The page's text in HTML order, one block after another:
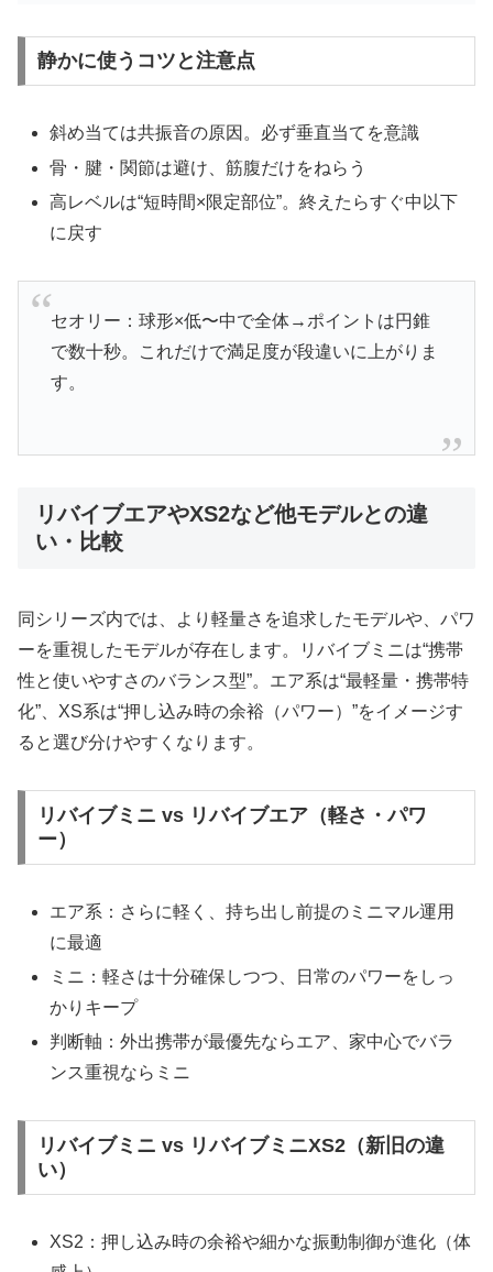
静かに使うコツと注意点
斜め当ては共振音の原因。必ず垂直当てを意識
骨・腱・関節は避け、筋腹だけをねらう
高レベルは“短時間×限定部位”。終えたらすぐ中以下
に戻す
セオリー：球形×低〜中で全体→ポイントは円錐
で数十秒。これだけで満足度が段違いに上がりま
す。
リバイブエアやXS2など他モデルとの違
い・比較
同シリーズ内では、より軽量さを追求したモデルや、パワ
ーを重視したモデルが存在します。リバイブミニは“携帯
性と使いやすさのバランス型”。エア系は“最軽量・携帯特
化”、XS系は“押し込み時の余裕（パワー）”をイメージす
ると選び分けやすくなります。
リバイブミニ vs リバイブエア（軽さ・パワ
ー）
エア系：さらに軽く、持ち出し前提のミニマル運用
に最適
ミニ：軽さは十分確保しつつ、日常のパワーをしっ
かりキープ
判断軸：外出携帯が最優先ならエア、家中心でバラ
ンス重視ならミニ
リバイブミニ vs リバイブミニXS2（新旧の違
い）
XS2：押し込み時の余裕や細かな振動制御が進化（体